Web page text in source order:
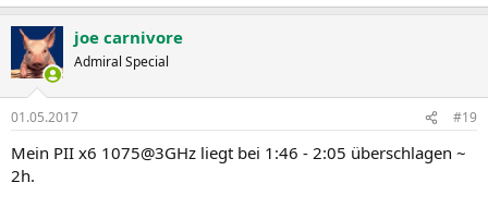
joe carnivore
Admiral Special
01.05.2017 #19
Mein PII x6 1075@3GHz liegt bei 1:46 - 2:05 überschlagen ~
2h.